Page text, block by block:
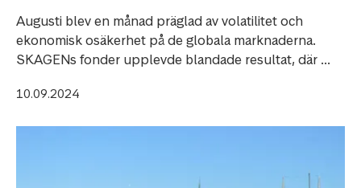
Augusti blev en månad präglad av volatilitet och
ekonomisk osäkerhet på de globala marknaderna.
SKAGENs fonder upplevde blandade resultat, där ...
10.09.2024